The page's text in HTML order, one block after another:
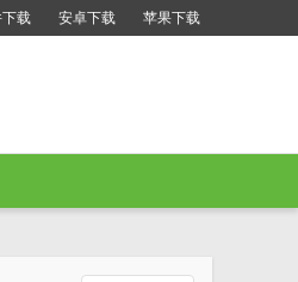
载 安卓下载 苹果下载